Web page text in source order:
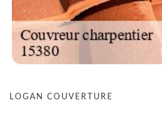
LOGAN COUVERTURE